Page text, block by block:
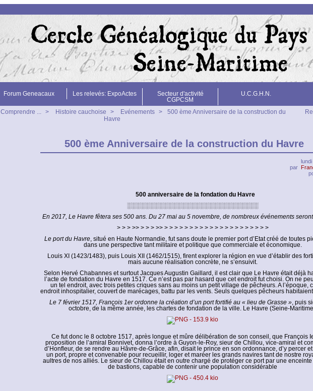
Forum Geneacaux Les relevés: ExpoActes
Secteur d'activité
CGPCSM
U.C.G.H.N.
Comprendre ... > Histoire cauchoise > Evénements >
500 ème Anniversaire de la construction du
Havre
500 ème Anniversaire de la construction du Havre
par
500 anniversaire de la fondation du Havre
░░░░░░░░░░░░░░░░░░░░░░░░░░░░░
En 2017, Le Havre fêtera ses 500 ans. Du 27 mai au 5 novembre, de nombreux événements
> > > >> > > > >> > > > > > > > > > > > > > > > > > > > > >
Le port du Havre, situé en Haute Normandie, fut sans doute le premier port d’Etat créé de toutes
dans une perspective tant militaire et politique que commerciale et économique.
Louis XI (1423/1483), puis Louis XII (1462/1515), firent explorer la région en vue d’établir des
mais aucune réalisation concrète, ne s’ensuivit.
Selon Hervé Chabannes et surtout Jacques Augustin Gaillard, il est clair que Le Havre était déjà
l’acte de fondation du Havre en 1517. Ce n’est pas par hasard que cet endroit fut choisi. On ne
un tel endroit, avec trois petites criques sans au moins un petit village de pêcheurs. A l’époque,
endroit inhospitalier, couvert de marécages, battu par les vents. Seuls quelques pêcheurs
Le 7 février 1517, François 1er ordonne la création d’un port fortifié au « lieu de Grasse », puis
octobre, de la même année, les chartes de fondation de la ville. Le Havre (Seine-
Ce fut donc le 8 octobre 1517, après longue et mûre délibération de son conseil, que François
proposition de l’amiral Bonnivet, donna l’ordre à Guyon-le-Roy, sieur de Chillou, vice-amiral et
d’Honfleur, de se rendre au Hâvre-de-Grâce, afin, disait le prince en son ordonnance, d’y percer
un port, propre et convenable pour recueillir, loger et maréer les grands navires tant de nostre
aultres de nos alliés. Le sieur de Chillou était en outre chargé de protéger ce port par une
de bastions, capable de contenir une population considérable